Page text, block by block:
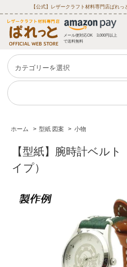
【公式】レザークラフト材料専門店ぱれっ
メール便対応OK 3,000円以上
で送料無料
ホーム > 型紙 図案 > 小物
【型紙】腕時計ベル
イプ）